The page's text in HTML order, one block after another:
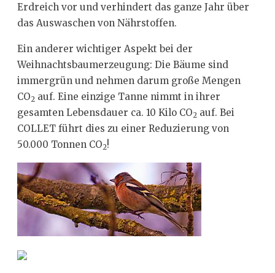
Erdreich vor und verhindert das ganze Jahr über
das Auswaschen von Nährstoffen.
Ein anderer wichtiger Aspekt bei der
Weihnachtsbaumerzeugung: Die Bäume sind
immergrün und nehmen darum große Mengen
CO2 auf. Eine einzige Tanne nimmt in ihrer
gesamten Lebensdauer ca. 10 Kilo CO2 auf. Bei
COLLET führt dies zu einer Reduzierung von
50.000 Tonnen CO2!